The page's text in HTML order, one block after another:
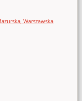
Warszawska